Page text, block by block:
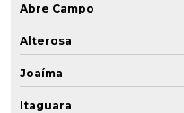
Abre Campo
Alterosa
Joaíma
Itaguara